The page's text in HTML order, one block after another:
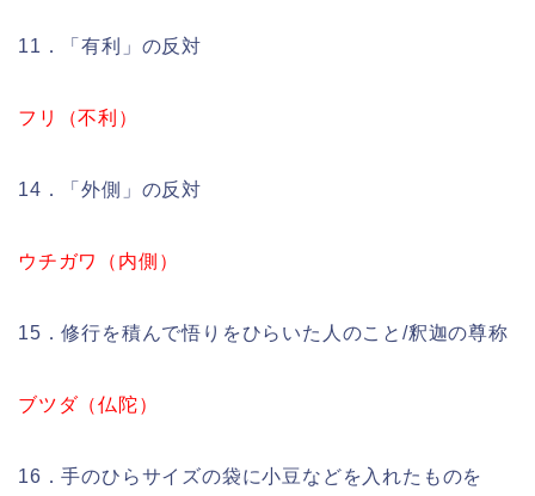
11．「有利」の反対
フリ（不利）
14．「外側」の反対
ウチガワ（内側）
15．修行を積んで悟りをひらいた人のこと/釈迦の尊称
ブツダ（仏陀）
16．手のひらサイズの袋に小豆などを入れたものを